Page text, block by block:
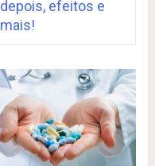
depois, efeitos e
mais!